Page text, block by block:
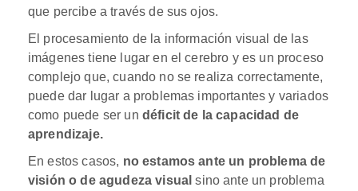
que percibe a través de sus ojos.
El procesamiento de la información visual de las
imágenes tiene lugar en el cerebro y es un proceso
complejo que, cuando no se realiza correctamente,
puede dar lugar a problemas importantes y variados
como puede ser un déficit de la capacidad de
aprendizaje.
En estos casos, no estamos ante un problema de
visión o de agudeza visual sino ante un problema